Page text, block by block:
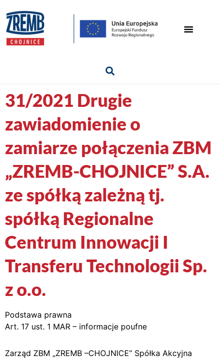
31/2021 Drugie
zawiadomienie o
zamiarze połączenia ZBM
„ZREMB-CHOJNICE” S.A.
ze spółką zależną tj.
spółką Regionalne
Centrum Innowacji I
Transferu Technologii Sp.
z o.o.
Podstawa prawna
Art. 17 ust. 1 MAR – informacje poufne
Zarząd ZBM „ZREMB –CHOJNICE” Spółka Akcyjna